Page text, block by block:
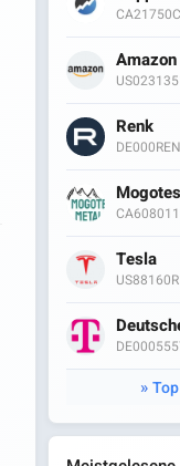
Amazon
Renk
Tesla